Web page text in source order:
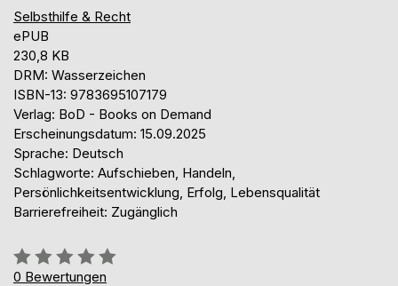
Selbsthilfe & Recht
ePUB
230,8 KB
DRM: Wasserzeichen
ISBN-13: 9783695107179
Verlag: BoD - Books on Demand
Erscheinungsdatum: 15.09.2025
Sprache: Deutsch
Schlagworte: Aufschieben, Handeln,
Persönlichkeitsentwicklung, Erfolg, Lebensqualität
Barrierefreiheit: Zugänglich
Bewertung::
0%
0 Bewertungen